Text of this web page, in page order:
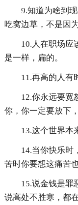
9.知道为啥到
吃窝边草，不是因
10.人在职场应
是一样，扁的。
11.再高的人有
12.你永远要宽
你，你一定要放下
13.这个世界本
14.当你快乐时
苦时你要想这痛苦
15.说金钱是罪
说高处不胜寒，都